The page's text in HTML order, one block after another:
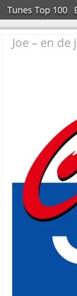
Tunes Top 100
Joe – en